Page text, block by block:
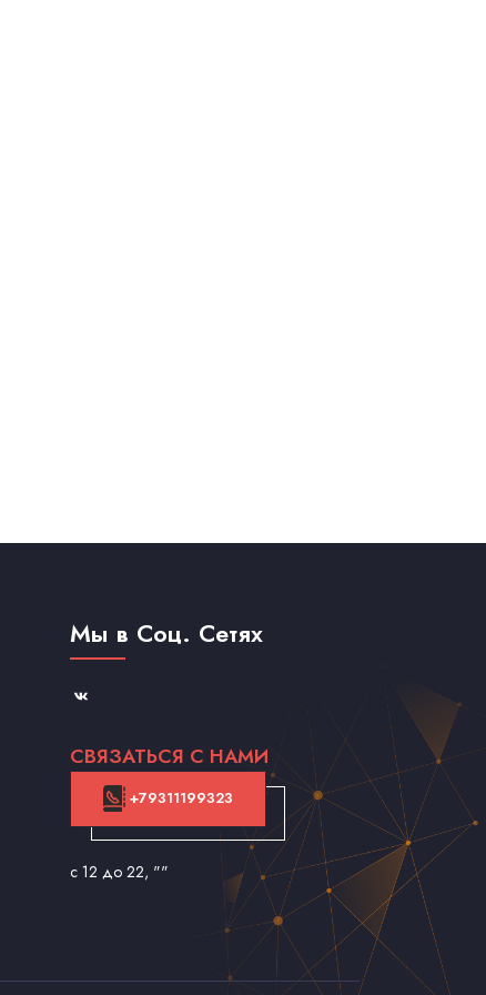
Мы в Соц. Сетях
СВЯЗАТЬСЯ С НАМИ
+79311199323
с 12 до 22, ""